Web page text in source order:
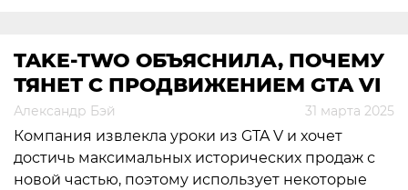
TAKE-TWO ОБЪЯСНИЛА, ПОЧЕМУ
ТЯНЕТ С ПРОДВИЖЕНИЕМ GTA VI
Александр Бэй 31 марта 2025
Компания извлекла уроки из GTA V и хочет
достичь максимальных исторических продаж с
новой частью, поэтому использует некоторые